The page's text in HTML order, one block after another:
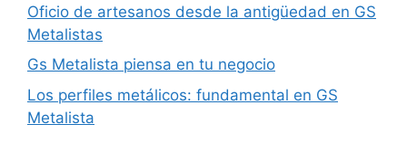
Oficio de artesanos desde la antigüedad en GS
Metalistas
Gs Metalista piensa en tu negocio
Los perfiles metálicos: fundamental en GS
Metalista